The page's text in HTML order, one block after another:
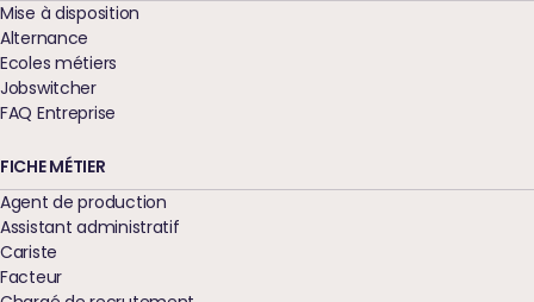
Mise à disposition
Alternance
Ecoles métiers
Jobswitcher
FAQ Entreprise
FICHE MÉTIER
Agent de production
Assistant administratif
Cariste
Facteur